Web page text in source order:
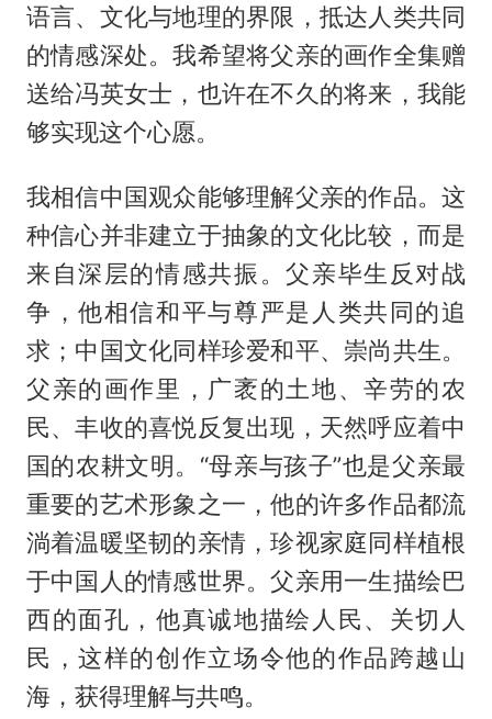
语言、文化与地理的界限，抵达人类共同
的情感深处。我希望将父亲的画作全集赠
送给冯英女士，也许在不久的将来，我能
够实现这个心愿。
我相信中国观众能够理解父亲的作品。这
种信心并非建立于抽象的文化比较，而是
来自深层的情感共振。父亲毕生反对战
争，他相信和平与尊严是人类共同的追
求；中国文化同样珍爱和平、崇尚共生。
父亲的画作里，广袤的土地、辛劳的农
民、丰收的喜悦反复出现，天然呼应着中
国的农耕文明。“母亲与孩子”也是父亲最
重要的艺术形象之一，他的许多作品都流
淌着温暖坚韧的亲情，珍视家庭同样植根
于中国人的情感世界。父亲用一生描绘巴
西的面孔，他真诚地描绘人民、关切人
民，这样的创作立场令他的作品跨越山
海，获得理解与共鸣。